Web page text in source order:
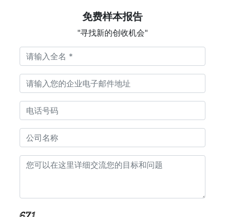
免费样本报告
"寻找新的创收机会"